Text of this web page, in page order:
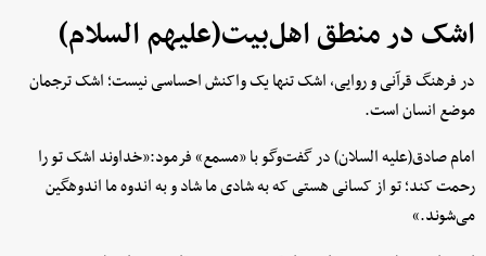
اشک در منطق اهل‌بیت(علیهم السلام)
در فرهنگ قرآنی و روایی، اشک تنها یک واکنش احساسی نیست؛ اشک ترجمان
موضع انسان است.
امام صادق(علیه السلان) در گفت‌وگو با «مسمع» فرمود:«خداوند اشک تو را
رحمت کند؛ تو از کسانی هستی که به شادی ما شاد و به اندوه ما اندوهگین
می‌شوند.»